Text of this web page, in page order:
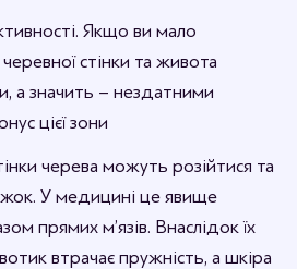
Якщо ви мало
черевної стінки та живота
а значить – нездатними
цієї зони
черева можуть розійтися та
У медицині це явище
прямих м’язів. Внаслідок їх
втрачає пружність, а шкіра